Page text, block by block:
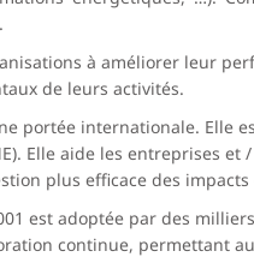
à améliorer leur
de leurs activités.
portée internationale. Elle
Elle aide les entreprises
plus efficace des
est adoptée par des
continue, permettant